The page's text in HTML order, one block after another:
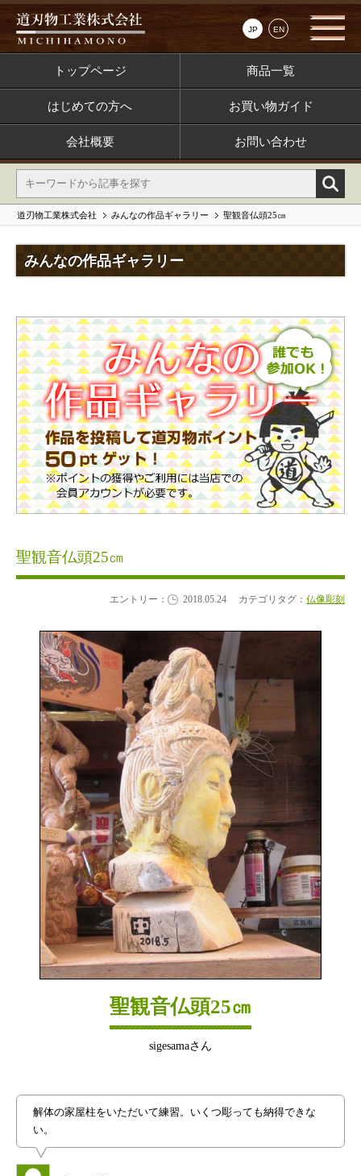
JP EN
トップページ 商品一覧
はじめての方へ お買い物ガイド
会社概要 お問い合わせ
道刃物工業株式会社 みんなの作品ギャラリー 聖観音仏頭25㎝
みんなの作品ギャラリー
聖観音仏頭25㎝
エントリー： 2018.05.24 カテゴリタグ： 仏像彫刻
聖観音仏頭25㎝
sigesamaさん
解体の家屋柱をいただいて練習。いくつ彫っても納得できな
い。